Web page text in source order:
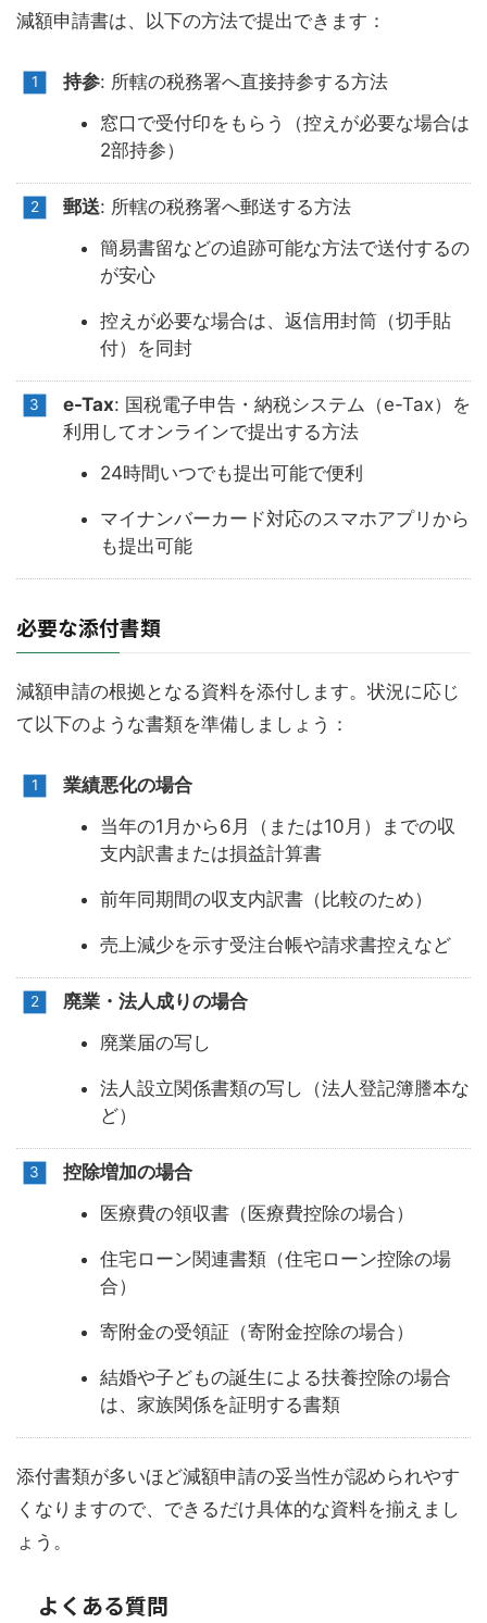
減額申請書は、以下の方法で提出できます：
持参: 所轄の税務署へ直接持参する方法
窓口で受付印をもらう（控えが必要な場合は
2部持参）
郵送: 所轄の税務署へ郵送する方法
簡易書留などの追跡可能な方法で送付するの
が安心
控えが必要な場合は、返信用封筒（切手貼
付）を同封
e-Tax: 国税電子申告・納税システム（e-Tax）を
利用してオンラインで提出する方法
24時間いつでも提出可能で便利
マイナンバーカード対応のスマホアプリから
も提出可能
必要な添付書類
減額申請の根拠となる資料を添付します。状況に応じ
て以下のような書類を準備しましょう：
業績悪化の場合
当年の1月から6月（または10月）までの収
支内訳書または損益計算書
前年同期間の収支内訳書（比較のため）
売上減少を示す受注台帳や請求書控えなど
廃業・法人成りの場合
廃業届の写し
法人設立関係書類の写し（法人登記簿謄本な
ど）
控除増加の場合
医療費の領収書（医療費控除の場合）
住宅ローン関連書類（住宅ローン控除の場
合）
寄附金の受領証（寄附金控除の場合）
結婚や子どもの誕生による扶養控除の場合
は、家族関係を証明する書類
添付書類が多いほど減額申請の妥当性が認められやす
くなりますので、できるだけ具体的な資料を揃えまし
ょう。
よくある質問